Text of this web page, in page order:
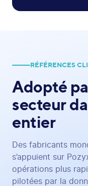
RÉFÉRENCES
Adopté
secteur
entier
Des fabricants
s’appuient sur
opérations plus
pilotées par la